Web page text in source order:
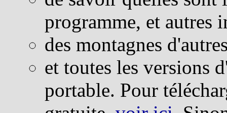
programme, et autres
des montagnes
et toutes les versions
portable. Pour